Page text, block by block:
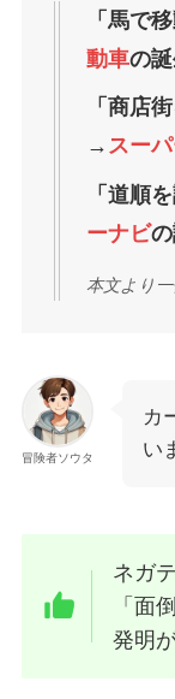
「馬で
動車の
「商店
→ スー
「道順
ーナビ
本文より
冒険者ソウタ
カ
い
ネガ
「面
発明